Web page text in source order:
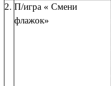
2. П/игра « Смени
флажок»